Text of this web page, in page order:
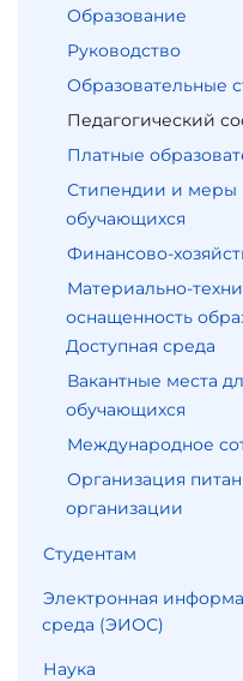
Образование
Руководство
Образовательные
Педагогический
Платные
Стипендии и меры
обучающихся
Финансово-
Материально-
оснащенность
Доступная среда
Вакантные места
обучающихся
Международное
Организация
организации
Студентам
Электронная
среда (ЭИОС)
Наука